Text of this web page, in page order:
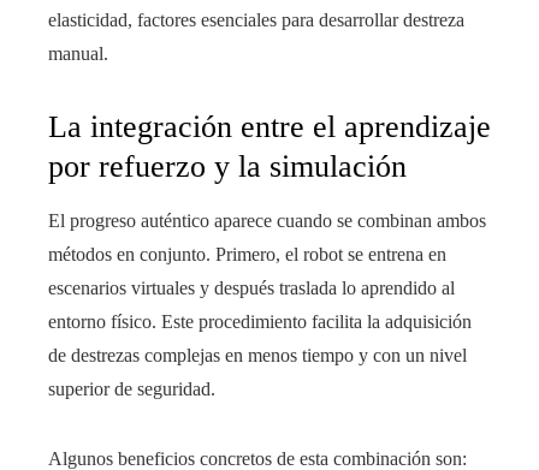
elasticidad, factores esenciales para desarrollar destreza
manual.
La integración entre el aprendizaje
por refuerzo y la simulación
El progreso auténtico aparece cuando se combinan ambos
métodos en conjunto. Primero, el robot se entrena en
escenarios virtuales y después traslada lo aprendido al
entorno físico. Este procedimiento facilita la adquisición
de destrezas complejas en menos tiempo y con un nivel
superior de seguridad.
Algunos beneficios concretos de esta combinación son: